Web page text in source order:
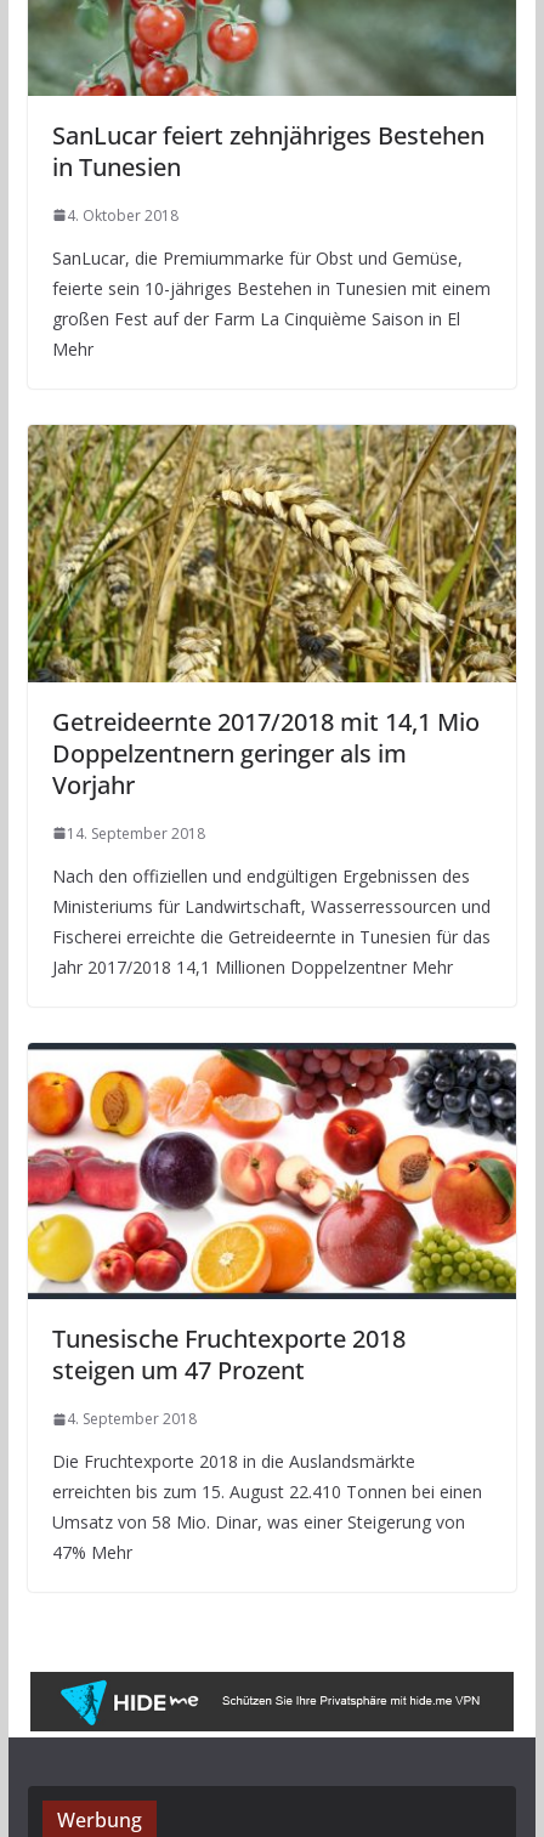
SanLucar feiert zehnjähriges Bestehen
in Tunesien
4. Oktober 2018
SanLucar, die Premiummarke für Obst und Gemüse,
feierte sein 10-jähriges Bestehen in Tunesien mit einem
großen Fest auf der Farm La Cinquième Saison in El
Mehr
Getreideernte 2017/2018 mit 14,1 Mio
Doppelzentnern geringer als im
Vorjahr
14. September 2018
Nach den offiziellen und endgültigen Ergebnissen des
Ministeriums für Landwirtschaft, Wasserressourcen und
Fischerei erreichte die Getreideernte in Tunesien für das
Jahr 2017/2018 14,1 Millionen Doppelzentner Mehr
Tunesische Fruchtexporte 2018
steigen um 47 Prozent
4. September 2018
Die Fruchtexporte 2018 in die Auslandsmärkte
erreichten bis zum 15. August 22.410 Tonnen bei einen
Umsatz von 58 Mio. Dinar, was einer Steigerung von
47% Mehr
Werbung